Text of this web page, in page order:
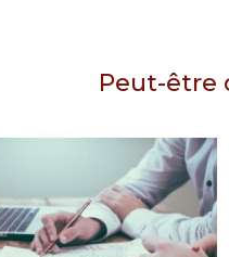
Peut-être